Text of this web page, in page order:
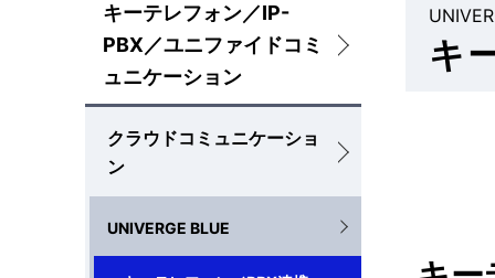
ト
内
の
在
ロ
ー
カ
ル
ナ
ビ
キーテレフォン／IP-
PBX／ユニファイドコミ
ュニケーション
クラウドコミュニケーショ
ン
UNIVERGE BLUE
キ